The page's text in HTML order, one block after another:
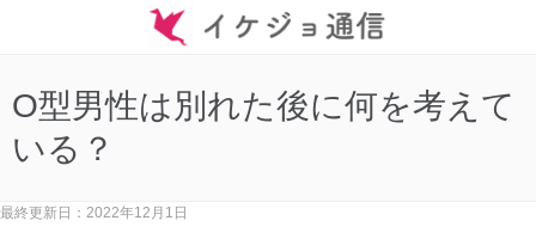
O型男性は別れた後に何を考えて
いる？
最終更新日：2022年12月1日